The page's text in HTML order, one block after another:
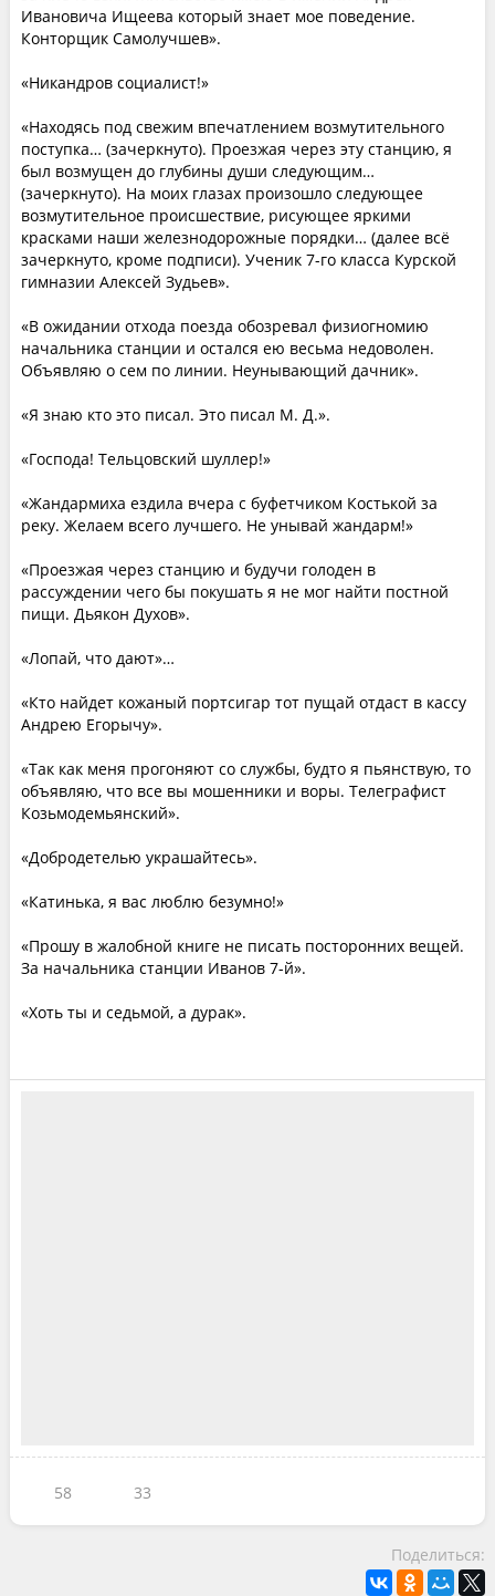
Ивановича Ищеева который знает мое поведение.
Конторщик Самолучшев».
«Никандров социалист!»
«Находясь под свежим впечатлением возмутительного
поступка… (зачеркнуто). Проезжая через эту станцию, я
был возмущен до глубины души следующим…
(зачеркнуто). На моих глазах произошло следующее
возмутительное происшествие, рисующее яркими
красками наши железнодорожные порядки… (далее всё
зачеркнуто, кроме подписи). Ученик 7-го класса Курской
гимназии Алексей Зудьев».
«В ожидании отхода поезда обозревал физиогномию
начальника станции и остался ею весьма недоволен.
Объявляю о сем по линии. Неунывающий дачник».
«Я знаю кто это писал. Это писал М. Д.».
«Господа! Тельцовский шуллер!»
«Жандармиха ездила вчера с буфетчиком Костькой за
реку. Желаем всего лучшего. Не унывай жандарм!»
«Проезжая через станцию и будучи голоден в
рассуждении чего бы покушать я не мог найти постной
пищи. Дьякон Духов».
«Лопай, что дают»…
«Кто найдет кожаный портсигар тот пущай отдаст в кассу
Андрею Егорычу».
«Так как меня прогоняют со службы, будто я пьянствую, то
объявляю, что все вы мошенники и воры. Телеграфист
Козьмодемьянский».
«Добродетелью украшайтесь».
«Катинька, я вас люблю безумно!»
«Прошу в жалобной книге не писать посторонних вещей.
За начальника станции Иванов 7-й».
«Хоть ты и седьмой, а дурак».
58 33
Поделиться: